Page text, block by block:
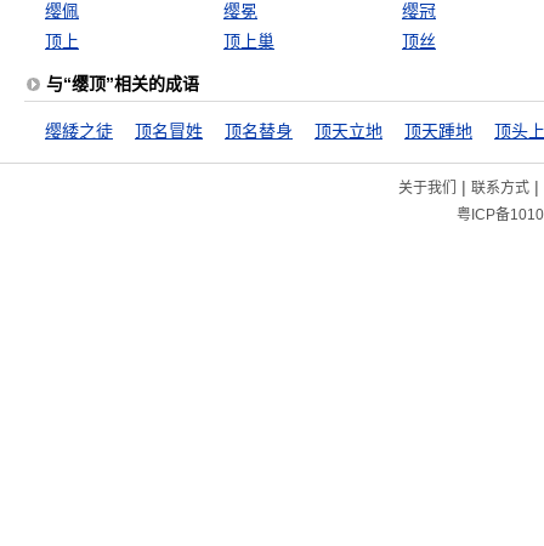
缨佩 缨冕
缨冠
顶上
顶上巢 顶丝
与“缨顶”相关的成语
缨緌之徒 顶名冒姓 顶名替身 顶天立地 顶天踵地 顶头
关于我们 | 联系方式|
粤ICP备